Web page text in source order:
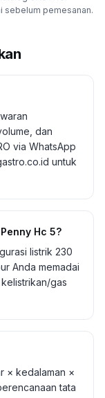
sebelum pemesanan.
dan
via WhatsApp
untuk
Hc 5?
listrik 230
Anda memadai
gas
× kedalaman ×
tata